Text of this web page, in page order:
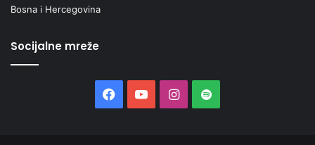
Bosna i Hercegovina
Socijalne mreže
FacebookYouTubeInstagram
Spotify